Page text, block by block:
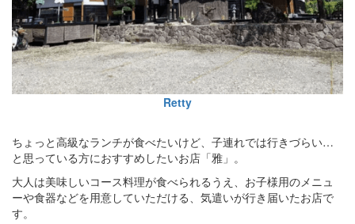
Retty
ちょっと高級なランチが食べたいけど、子連れでは行きづらい…
と思っている方におすすめしたいお店「雅」。
大人は美味しいコース料理が食べられるうえ、お子様用のメニュ
ーや食器などを用意していただける、気遣いが行き届いたお店で
す。